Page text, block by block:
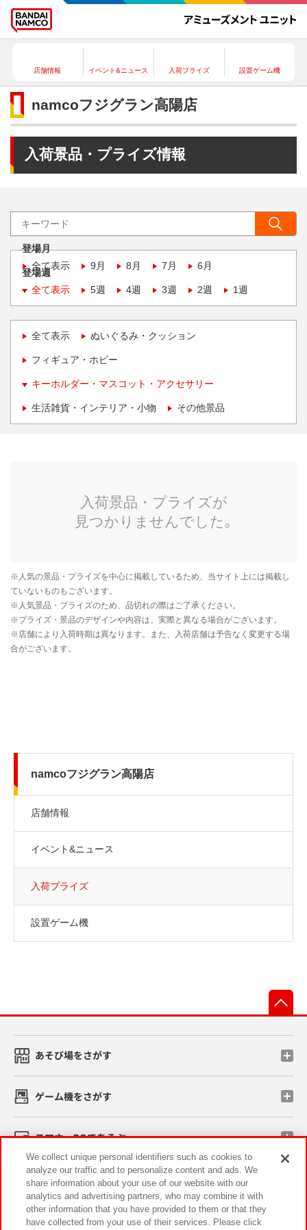
店舗情報 イベント&ニュース 入荷プライズ 設置ゲーム機
namcoフジグラン高陽店
入荷景品・プライズ情報
登場月
全て表示
9月 8月 7月 6月
登場週
全て表示
5週 4週 3週 2週 1週
全て表示 ぬいぐるみ・クッション
フィギュア・ホビー
キーホルダー・マスコット・アクセサリー
生活雑貨・インテリア・小物 その他景品
namcoフジグラン高陽店
店舗情報
イベント&ニュース
入荷プライズ
設置ゲーム機
あそび場をさがす
ゲーム機をさがす
スマホ・PCであそぶ
イベント・キャンペーン
We collect unique personal identifiers such as cookies to
analyze our traffic and to personalize content and ads. We
share information about your use of our website with our
analytics and advertising partners, who may combine it with
other information that you have provided to them or that they
have collected from your use of their services. Please click